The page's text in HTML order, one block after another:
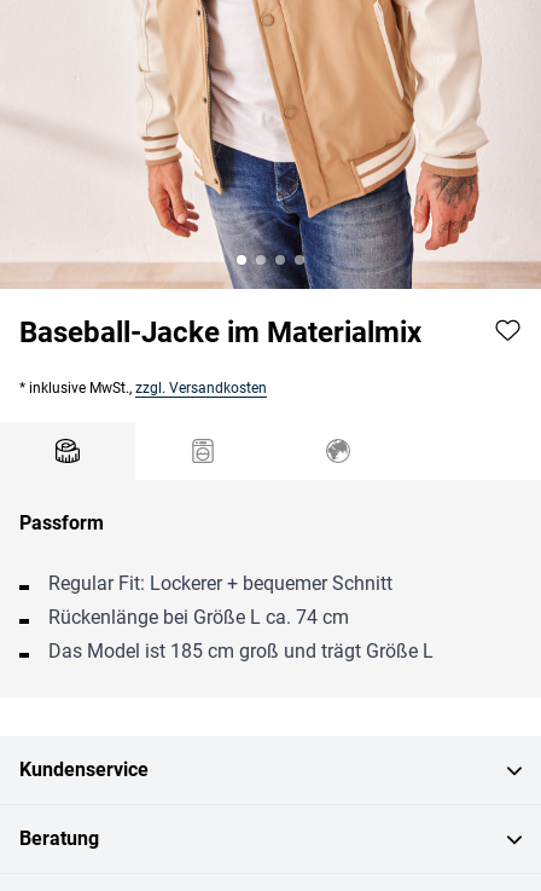
Baseball-Jacke im Materialmix
* inklusive MwSt., zzgl. Versandkosten
Passform
Regular Fit: Lockerer + bequemer Schnitt
Rückenlänge bei Größe L ca. 74 cm
Das Model ist 185 cm groß und trägt Größe L
Kundenservice
Beratung